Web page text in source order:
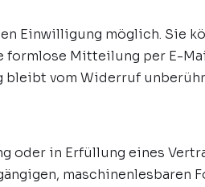
Einwilligung möglich. Sie
Mitteilung per E-
bleibt vom Widerruf
oder in Erfüllung eines
maschinenlesbaren